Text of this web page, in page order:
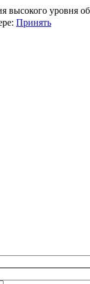
высокого уровня
Принять